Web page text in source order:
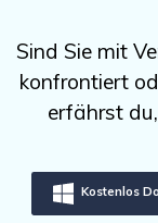
Datenverlust-
Aktuelles
search
Sind Sie mit
konfrontiert
erfährst
Kostenlos